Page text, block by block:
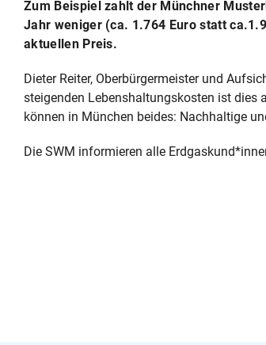
Zum Beispiel zahlt der Münchner
Jahr weniger (ca. 1.764 Euro statt
aktuellen Preis.
Dieter Reiter, Oberbürgermeister und
steigenden Lebenshaltungskosten ist dies
können in München beides: Nachhaltige
Die SWM informieren alle